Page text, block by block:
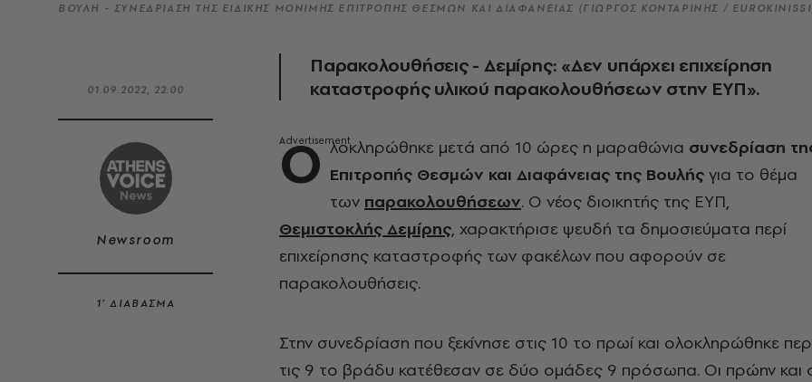
ΒΟΥΛΗ - ΣΥΝΕΔΡΙΑΣΗ ΤΗΣ ΕΙΔΙΚΗΣ ΜΟΝΙΜΗΣ ΕΠΙΤΡΟΠΗΣ ΘΕΣΜΩΝ ΚΑΙ ΔΙΑΦΑΝΕΙΑΣ (ΓΙΩΡΓΟΣ ΚΟΝΤΑΡΙΝΗΣ /
01.09.2022, 22:00
Newsroom
1’ ΔΙΑΒΑΣΜΑ
Παρακολουθήσεις - Δεμίρης: «Δεν υπάρχει επιχείρηση
καταστροφής υλικού παρακολουθήσεων στην ΕΥΠ».
Ο λοκληρώθηκε μετά από 10 ώρες η μαραθώνια συνεδρίαση
Επιτροπής Θεσμών και Διαφάνειας της Βουλής για το θέμα
των παρακολουθήσεων. O νέος διοικητής της ΕΥΠ,
Θεμιστοκλής Δεμίρης, χαρακτήρισε ψευδή τα δημοσιεύματα περί
επιχείρησης καταστροφής των φακέλων που αφορούν σε
παρακολουθήσεις.
Στην συνεδρίαση που ξεκίνησε στις 10 το πρωί και ολοκληρώθηκε
τις 9 το βράδυ κατέθεσαν σε δύο ομάδες 9 πρόσωπα. Οι πρώην και